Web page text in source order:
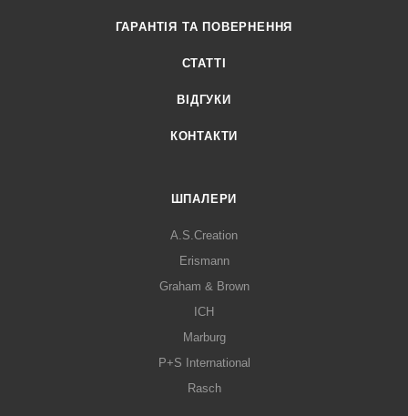
ГАРАНТІЯ ТА ПОВЕРНЕННЯ
СТАТТІ
ВІДГУКИ
КОНТАКТИ
ШПАЛЕРИ
A.S.Creation
Erismann
Graham & Brown
ICH
Marburg
P+S International
Rasch